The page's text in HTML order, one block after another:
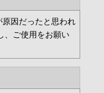
因だったと思われ
、ご使用をお願い